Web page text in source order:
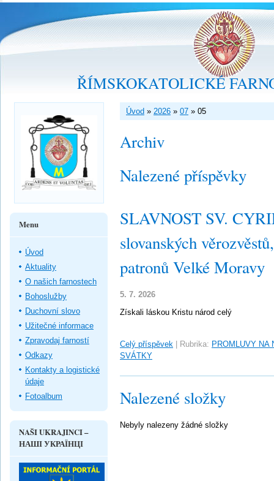
ŘÍMSKOKATOLICKÉ
Úvod » 2026 » 07 » 05
Archiv
Nalezené příspěvky
SLAVNOST SV.
slovanských
patronů Velké Moravy
5. 7. 2026
Získali láskou Kristu národ celý
Celý příspěvek Rubrika: PROMLUVY NA
SVÁTKY
Nalezené složky
Nebyly nalezeny žádné složky
Menu
Úvod
Aktuality
O našich farnostech
Bohoslužby
Duchovní slovo
Užitečné informace
Zpravodaj farností
Odkazy
Kontakty a logistické
údaje
Fotoalbum
NAŠI UKRAJINCI –
НАШІ УКРАЇНЦІ